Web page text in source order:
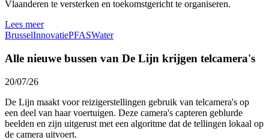
Vlaanderen te versterken en toekomstgericht te organiseren.
Lees meer
BrusselInnovatiePFASWater
Alle nieuwe bussen van De Lijn krijgen telcamera's
20/07/26
De Lijn maakt voor reizigerstellingen gebruik van telcamera's op
een deel van haar voertuigen. Deze camera's capteren geblurde
beelden en zijn uitgerust met een algoritme dat de tellingen lokaal op
de camera uitvoert.